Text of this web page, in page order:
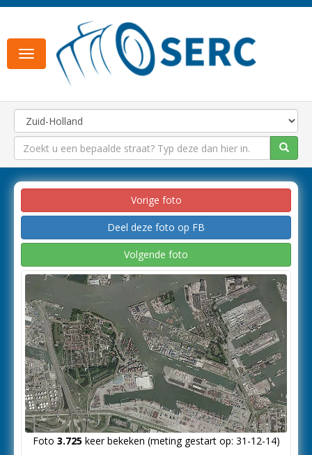
Toggle
navigation
Vorige foto
Deel deze foto op FB
Volgende foto
Foto 3.725keer bekeken (meting gestart op: 31-12-14)